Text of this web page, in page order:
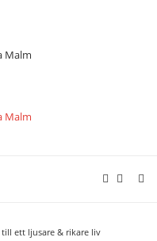
ett ljusare & rikare liv